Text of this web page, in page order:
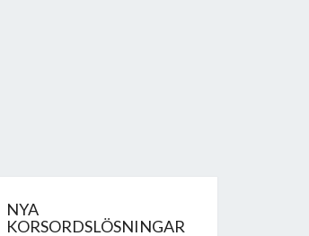
NYA
KORSORDSLÖSNINGAR